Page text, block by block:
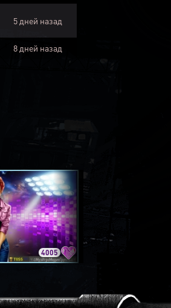
5 дней назад
8 дней назад
4005